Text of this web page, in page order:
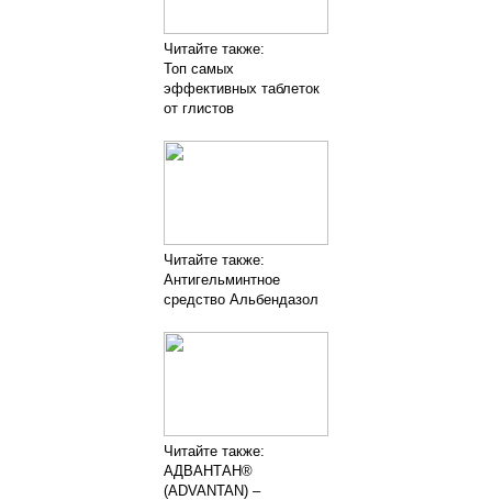
Читайте также:
Топ самых
эффективных таблеток
от глистов
Читайте также:
Антигельминтное
средство Альбендазол
Читайте также:
АДВАНТАН®
(ADVANTAN) –